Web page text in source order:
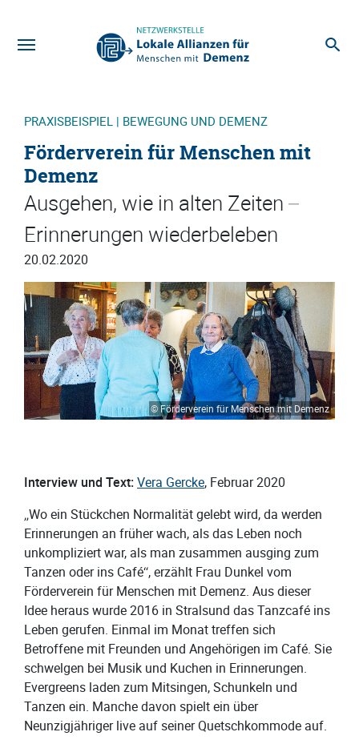
PRAXISBEISPIEL | BEWEGUNG UND DEMENZ
Förderverein für Menschen mit
Demenz
Ausgehen, wie in alten Zeiten –
Erinnerungen wiederbeleben
20.02.2020
© Förderverein für Menschen mit Demenz
Interview und Text: Vera Gercke, Februar 2020
„Wo ein Stückchen Normalität gelebt wird, da werden
Erinnerungen an früher wach, als das Leben noch
unkompliziert war, als man zusammen ausging zum
Tanzen oder ins Café“, erzählt Frau Dunkel vom
Förderverein für Menschen mit Demenz. Aus dieser
Idee heraus wurde 2016 in Stralsund das Tanzcafé ins
Leben gerufen. Einmal im Monat treffen sich
Betroffene mit Freunden und Angehörigen im Café. Sie
schwelgen bei Musik und Kuchen in Erinnerungen.
Evergreens laden zum Mitsingen, Schunkeln und
Tanzen ein. Manche davon spielt ein über
Neunzigjähriger live auf seiner Quetschkommode auf.